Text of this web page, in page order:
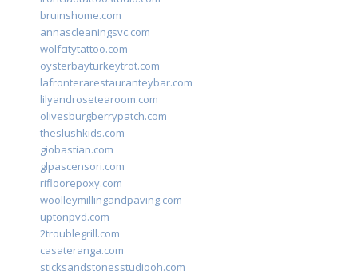
bruinshome.com
annascleaningsvc.com
wolfcitytattoo.com
oysterbayturkeytrot.com
lafronterarestauranteybar.com
lilyandrosetearoom.com
olivesburgberrypatch.com
theslushkids.com
giobastian.com
glpascensori.com
rifloorepoxy.com
woolleymillingandpaving.com
uptonpvd.com
2troublegrill.com
casateranga.com
sticksandstonesstudiooh.com